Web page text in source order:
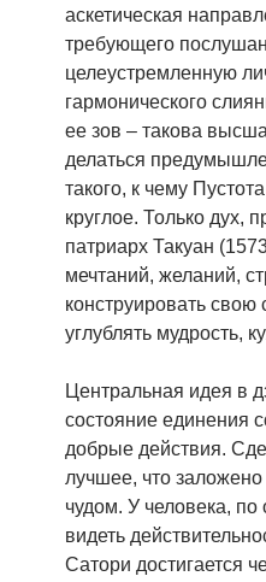
аскетическая
требующего
целеустремленную
гармонического
ее зов – такова
делаться
такого, к чему
круглое. Только дух,
патриарх Такуан
мечтаний, желаний,
конструировать
углублять мудрость,
Центральная идея в
состояние единения
добрые действия.
лучшее, что заложено
чудом. У человека,
видеть
Сатори достигается